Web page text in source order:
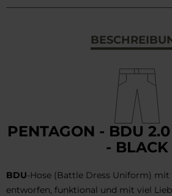
PENTAGON - BDU
- BLACK
BDU-Hose (Battle Dress Uniform) mit
entworfen, funktional und mit viel